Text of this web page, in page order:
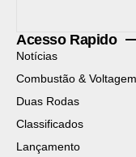
Acesso Rapido
Notícias
Combustão & Voltagem
Duas Rodas
Classificados
Lançamento